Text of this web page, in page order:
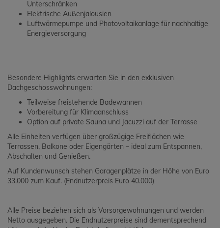
Unterschränken
Elektrische Außenjalousien
Luftwärmepumpe und Photovoltaikanlage für nachhaltige
Energieversorgung
Besondere Highlights erwarten Sie in den exklusiven
Dachgeschosswohnungen:
Teilweise freistehende Badewannen
Vorbereitung für Klimaanschluss
Option auf private Sauna und Jacuzzi auf der Terrasse
Alle Einheiten verfügen über großzügige Freiflächen wie
Terrassen, Balkone oder Eigengärten – ideal zum Entspannen,
Abschalten und Genießen.
Auf Kundenwunsch stehen Garagenplätze in der Höhe von Euro
33.000 zum Kauf. (Endnutzerpreis Euro 40.000)
Alle Preise beziehen sich als Vorsorgewohnungen und werden
Netto ausgegeben. Die Endnutzerpreise sind dementsprechend